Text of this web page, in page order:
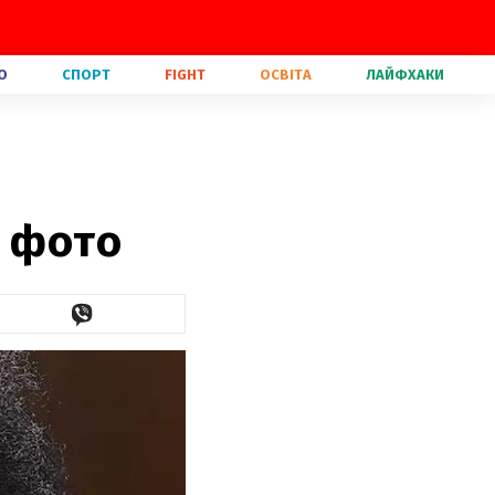
СПОРТ FIGHT ОСВІТА ЛАЙФХАКИ
фото